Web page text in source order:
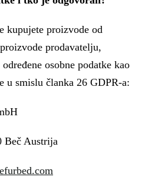
kupujete proizvode od
prodavatelju,
osobne podatke kao
u smislu članka 26 GDPR-a:
Beč Austrija